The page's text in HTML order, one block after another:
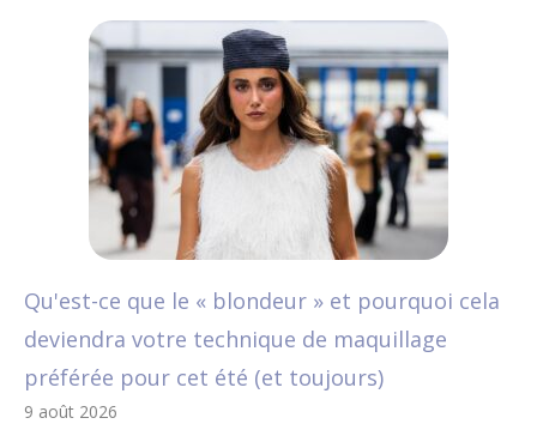
Qu'est-ce que le « blondeur » et pourquoi cela
deviendra votre technique de maquillage
préférée pour cet été (et toujours)
9 août 2026